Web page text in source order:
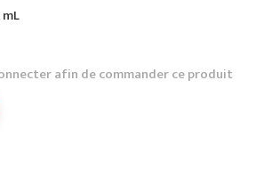
afin de commander ce produit